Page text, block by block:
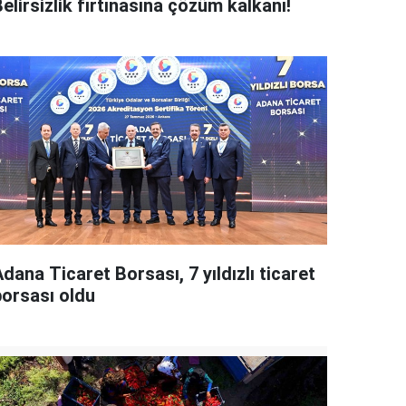
fırtınasına çözüm kalkanı!
Ticaret Borsası, 7 yıldızlı ticaret
oldu